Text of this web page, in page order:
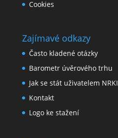
Cookies
Zajímavé odkazy
Často kladené otázky
Barometr úvěrového trhu
Jak se stát uživatelem NRKI
Kontakt
Logo ke stažení